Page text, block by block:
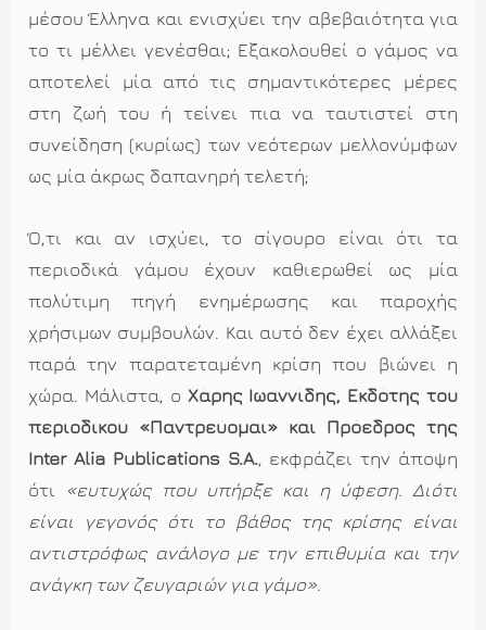
μέσου Έλληνα και ενισχύει την αβεβαιότητα για
το τι μέλλει γενέσθαι; Εξακολουθεί ο γάμος να
αποτελεί μία από τις σημαντικότερες μέρες
στη ζωή του ή τείνει πια να ταυτιστεί στη
συνείδηση (κυρίως) των νεότερων μελλονύμφων
ως μία άκρως δαπανηρή τελετή;
Ό,τι και αν ισχύει, το σίγουρο είναι ότι τα
περιοδικά γάμου έχουν καθιερωθεί ως μία
πολύτιμη πηγή ενημέρωσης και παροχής
χρήσιμων συμβουλών. Και αυτό δεν έχει αλλάξει
παρά την παρατεταμένη κρίση που βιώνει η
χώρα. Μάλιστα, ο Χάρης Ιωαννίδης, Εκδότης του
περιοδικού «Παντρεύομαι» και Πρόεδρος της
Inter Alia Publications S.A., εκφράζει την άποψη
ότι
«ευτυχώς που υπήρξε και η ύφεση. Διότι
είναι γεγονός ότι το βάθος της κρίσης είναι
αντιστρόφως ανάλογο με την επιθυμία και την
ανάγκη των ζευγαριών για γάμο».